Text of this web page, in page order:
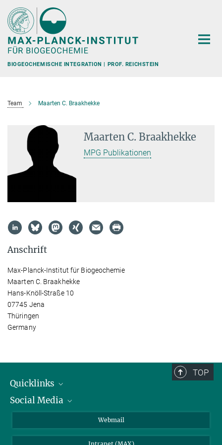
Hauptinhalt
BIOGEOCHEMISCHE INTEGRATION | PROF. REICHSTEIN
Team Maarten C. Braakhekke
Maarten C. Braakhekke
MPG Publikationen
Anschrift
Max-Planck-Institut für Biogeochemie
Maarten C. Braakhekke
Hans-Knöll-Straße 10
07745 Jena
Thüringen
Germany
TOP
Quicklinks
IMPRS Graduiertenschule
Social Media
Webmail